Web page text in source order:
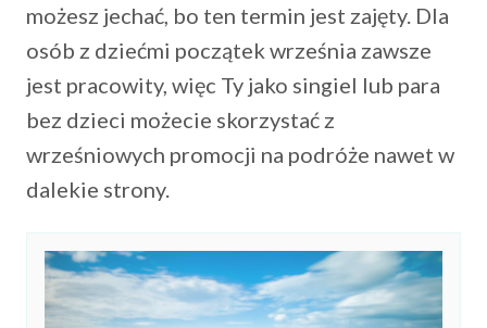
możesz jechać, bo ten termin jest zajęty. Dla
osób z dziećmi początek września zawsze
jest pracowity, więc Ty jako singiel lub para
bez dzieci możecie skorzystać z
wrześniowych promocji na podróże nawet w
dalekie strony.